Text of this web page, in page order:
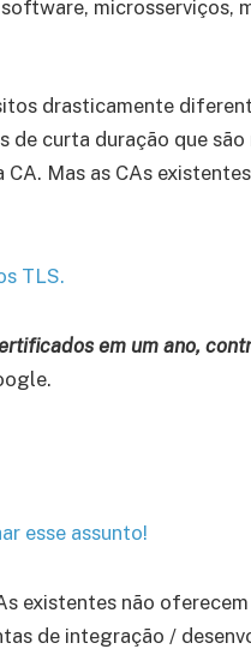
microsserviços,
drasticamente
curta duração que são
Mas as CAs
TLS.
em um ano,
esse assunto!
existentes não
de integração /